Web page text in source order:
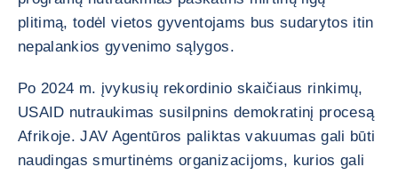
plitimą, todėl vietos gyventojams bus sudarytos itin
nepalankios gyvenimo sąlygos.
Po 2024 m. įvykusių rekordinio skaičiaus rinkimų,
USAID nutraukimas susilpnins demokratinį procesą
Afrikoje. JAV Agentūros paliktas vakuumas gali būti
naudingas smurtinėms organizacijoms, kurios gali